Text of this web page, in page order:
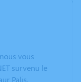
vous
survenu le
Palis.